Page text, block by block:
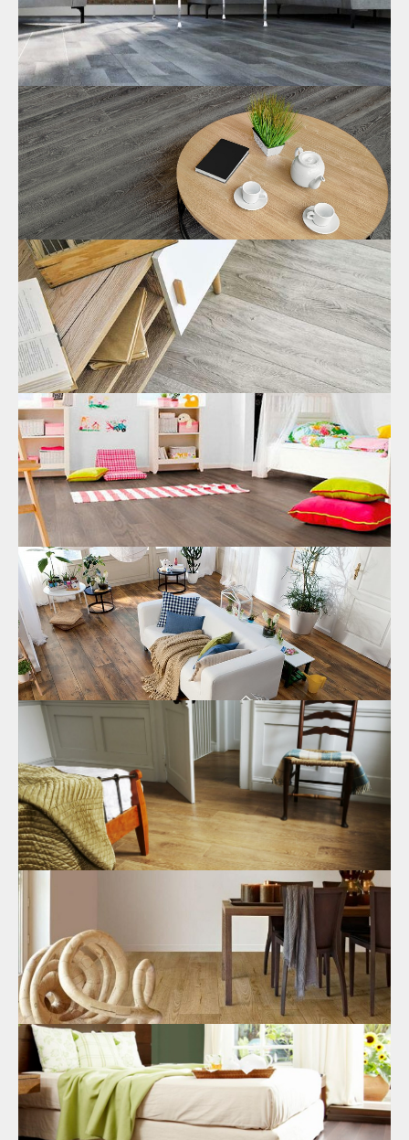
Ламинат SPC в скандинавском стиле в
Москве
Как выбрать ламинат SPC под скандинавский стиль?
Характерные особенности этого направления, оттенки,
текстуры и др. Советы от дизайнеров и где заказать по
доступной цене в Москве?
13.12.2021
Водостойкий ламинат SPC: купить в
Москве
Купить в Москве водостойкий ламинат SPC по
демократичным ценам. Как проверить напольное покрытие
на прочность (простой тест в домашних условиях). Отличие
от кварцвиниловой плитки и особенности монтажа.
07.12.2021
Свойства SPC-ламината
SPC ламинат от производителя по доступным ценам в
Москве. Из чего состоит напольное покрытие, технология
изготовления. Характерные черты, преимущества покупки,
область применения.
30.11.2021
SPC ламинат для пола в Москве:
особенности выбора
Почему стоит купить SPC ламинат для пола. Из чего
состоит напольное покрытие, предназначение каждого
слоя. Чем отличается от кварц-виниловой плитки. Основные
преимущества SPC.
18.11.2021
Экологичность ламината как важный
критерий выбора
Где купить экологичный ламинат для детской комнаты по
доступной цене в Москве? Технология изготовления
напольного покрытия, какие элементы входят в состав и от
чего зависит безопасность.
15.11.2021
Какой ламинат экологичный в Москве
Ламинат и экология – взаимосвязь и преимущества выбора
безопасного напольного покрытия. Эксплуатационные
характеристики, плюсы приобретения. Где заказать по
Как выбрать самый экологически чистый
ламинат в Москве?
Где недорого купить ламинат из экологически чистого
материала в Москве? Компоненты, входящие в состав
напольного покрытия. Разновидность и характеристика
каждого вида, особенности выбора.
16.10.2021